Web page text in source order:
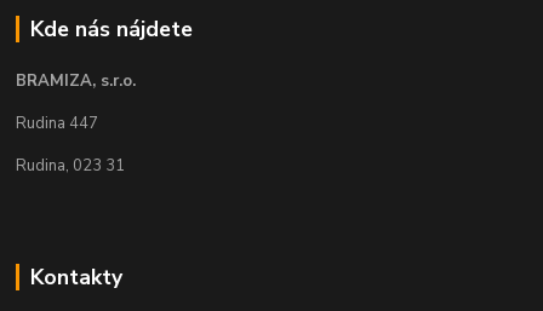
Kde nás nájdete
BRAMIZA, s.r.o.
Rudina 447
Rudina, 023 31
Kontakty